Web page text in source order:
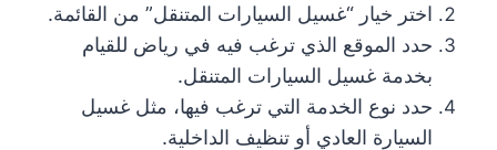
اختر خيار “غسيل السيارات المتنقل” من القائمة.
حدد الموقع الذي ترغب فيه في رياض للقيام
بخدمة غسيل السيارات المتنقل.
حدد نوع الخدمة التي ترغب فيها، مثل غسيل
السيارة العادي أو تنظيف الداخلية.